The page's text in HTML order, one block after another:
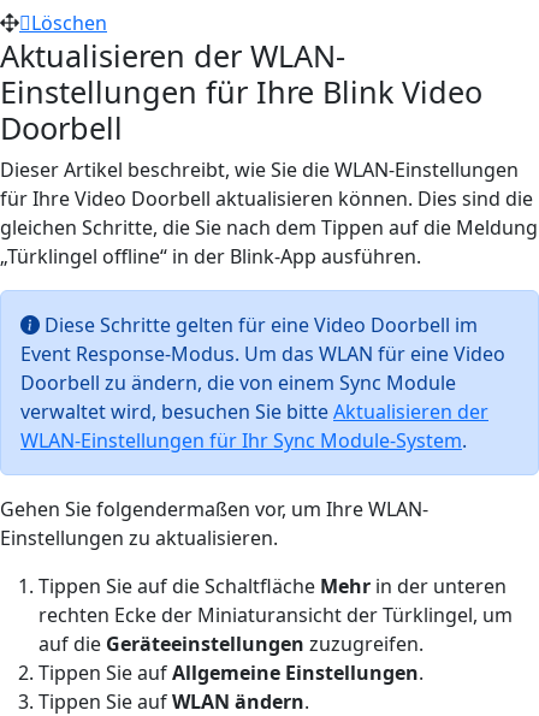
Löschen
Aktualisieren der WLAN-
Einstellungen für Ihre Blink Video
Doorbell
Dieser Artikel beschreibt, wie Sie die WLAN-Einstellungen
für Ihre Video Doorbell aktualisieren können. Dies sind die
gleichen Schritte, die Sie nach dem Tippen auf die Meldung
„Türklingel offline“ in der Blink-App ausführen.
Diese Schritte gelten für eine Video Doorbell im
Event Response-Modus. Um das WLAN für eine Video
Doorbell zu ändern, die von einem Sync Module
verwaltet wird, besuchen Sie bitteAktualisieren der
WLAN-Einstellungen für Ihr Sync Module-System.
Gehen Sie folgendermaßen vor, um Ihre WLAN-
Einstellungen zu aktualisieren.
Tippen Sie auf die Schaltfläche Mehr in der unteren
rechten Ecke der Miniaturansicht der Türklingel, um
auf die Geräteeinstellungen zuzugreifen.
Tippen Sie aufAllgemeine Einstellungen.
Tippen Sie aufWLAN ändern.